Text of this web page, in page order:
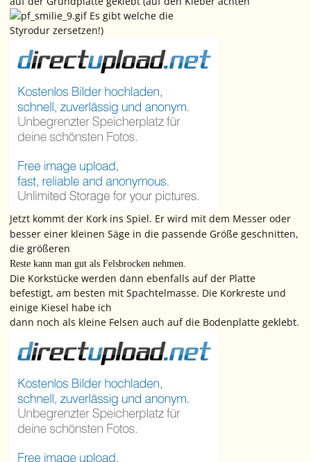
Es gibt welche die
Styrodur zersetzen!)
Jetzt kommt der Kork ins Spiel. Er wird mit dem Messer oder
besser einer kleinen Säge in die passende Größe geschnitten,
die größeren
Reste kann man gut als Felsbrocken nehmen.
Die Korkstücke werden dann ebenfalls auf der Platte
befestigt, am besten mit Spachtelmasse. Die Korkreste und
einige Kiesel habe ich
dann noch als kleine Felsen auch auf die Bodenplatte geklebt.